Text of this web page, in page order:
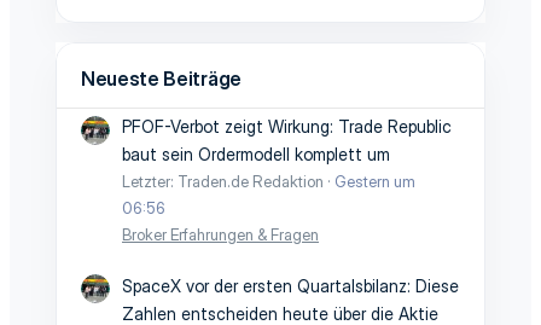
Neueste Beiträge
PFOF-Verbot zeigt Wirkung: Trade Republic
baut sein Ordermodell komplett um
Letzter: Traden.de Redaktion
Gestern um
06:56
Broker Erfahrungen & Fragen
SpaceX vor der ersten Quartalsbilanz: Diese
Zahlen entscheiden heute über die Aktie